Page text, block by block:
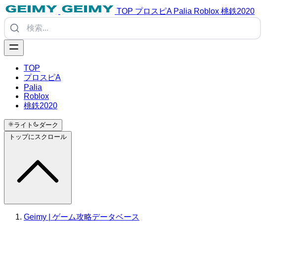
TOP プロスピA Palia Roblox 桃鉄2020
TOP
プロスピA
Palia
Roblox
桃鉄2020
ライト
ダーク
トップにスクロール
Geimy | ゲーム攻略データベース